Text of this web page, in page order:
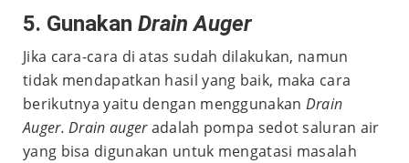
5. Gunakan Drain Auger
Jika cara-cara di atas sudah dilakukan, namun
tidak mendapatkan hasil yang baik, maka cara
berikutnya yaitu dengan menggunakan Drain
Auger. Drain augeradalah pompa sedot saluran air
yang bisa digunakan untuk mengatasi masalah